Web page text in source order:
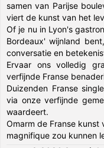
samen van Parijse
viert de kunst van het
Of je nu in Lyon's
Bordeaux' wijnland
conversatie en
Ervaar ons volledig
verfijnde Franse
Duizenden Franse
via onze verfijnde
waardeert.
Omarm de Franse
magnifique zou kunnen